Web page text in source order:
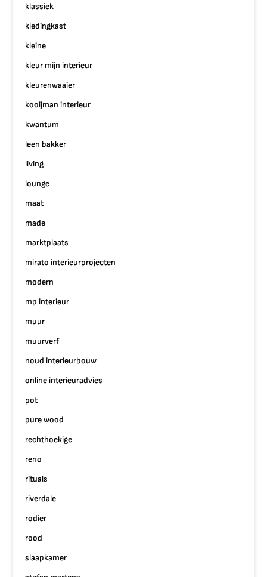
klassiek
kledingkast
kleine
kleur mijn interieur
kleurenwaaier
kooijman interieur
kwantum
leen bakker
living
lounge
maat
made
marktplaats
mirato interieurprojecten
modern
mp interieur
muur
muurverf
noud interieurbouw
online interieuradvies
pot
pure wood
rechthoekige
reno
rituals
riverdale
rodier
rood
slaapkamer